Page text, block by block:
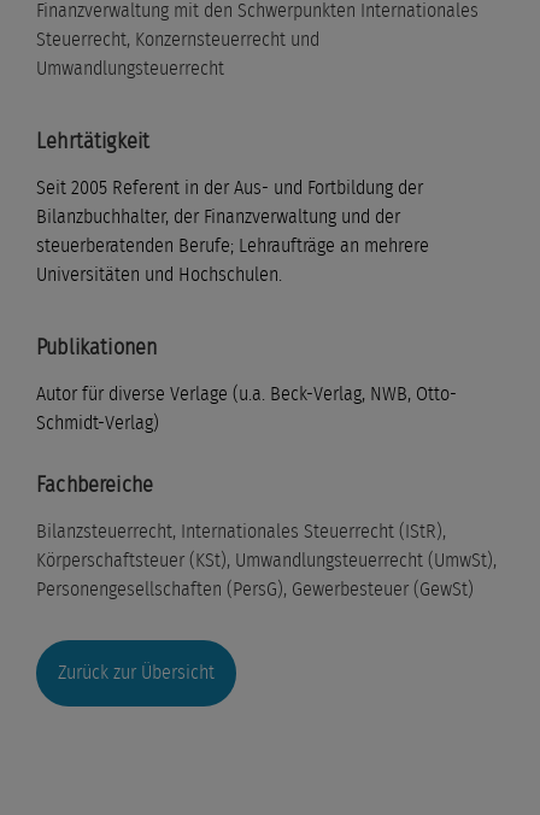
Finanzverwaltung mit den Schwerpunkten Internationales
Steuerrecht, Konzernsteuerrecht und
Umwandlungsteuerrecht
Lehrtätigkeit
Seit 2005 Referent in der Aus- und Fortbildung der
Bilanzbuchhalter, der Finanzverwaltung und der
steuerberatenden Berufe; Lehraufträge an mehrere
Universitäten und Hochschulen.
Publikationen
Autor für diverse Verlage (u.a. Beck-Verlag, NWB, Otto-
Schmidt-Verlag)
Fachbereiche
Bilanzsteuerrecht, Internationales Steuerrecht (IStR),
Körperschaftsteuer (KSt), Umwandlungsteuerrecht (UmwSt),
Personengesellschaften (PersG), Gewerbesteuer (GewSt)
Zurück zur Übersicht